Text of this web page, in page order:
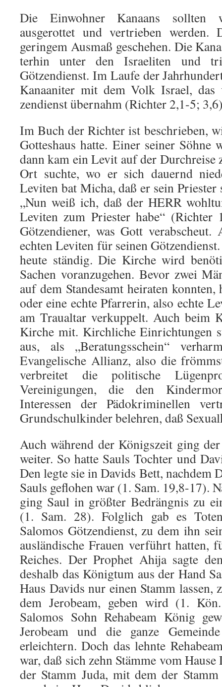
Die Einwohner Kanaans sollten
ausgerottet und vertrieben
geringem Ausmaß geschehen. Die
terhin unter den Israeliten und
Götzendienst. Im Laufe der
Kanaaniter mit dem Volk Israel,
zendienst übernahm (Richter 2,1-5;
Im Buch der Richter ist beschrieben,
Gotteshaus hatte. Ei­ner sei­ner Söhne
dann kam ein Levit auf der Durchreise
Ort suchte, wo er sich dauernd
Leviten bat Micha, daß er sein
„Nun weiß ich, daß der HERR
Levi­ten zum Priester habe“ (Richter
Götzendie­ner, was Gott
echten Leviten für seinen
heute ständig. Die Kirche wird
Sachen voranzugehen. Bevor zwei
auf dem Standesamt heiraten
oder eine echte Pfarrerin, also echte
am Traualtar verkuppelt. Auch beim
Kirche mit. Kirchliche Einrich­tungen
aus, als „Bera­tungsschein“
Evangelische Allianz, also die
verbreitet die politische
Vereinigungen, die den
Interessen der Pädokriminellen
Grundschulkinder belehren, daß
Auch während der Königszeit ging
weiter. So hatte Sauls Toch­ter und
Den legte sie in Davids Bett, nachdem
Sauls geflohen war (1. Sam. 19,8-17).
ging Saul in größter Bedrängnis zu
(1. Sam. 28). Folglich gab es
Salomos Götzendienst, zu dem ihn
auslän­dische Frauen ver­führt hatten,
Reiches. Der Prophet Ahija sagte
deshalb das Königtum aus der Hand
Haus Davids nur einen Stamm lassen,
dem Jerobeam, geben wird (1.
Salomos Sohn Rehabeam König
Jerobeam und die ganze
erleichtern. Doch das lehnte
war, daß sich zehn Stämme vom
der Stamm Juda, mit dem der